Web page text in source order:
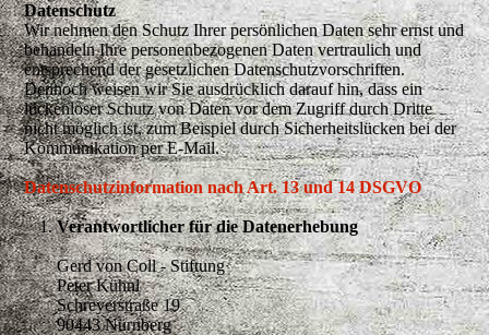
Datenschutz
Wir nehmen den Schutz Ihrer persönlichen Daten sehr ernst und
behandeln Ihre personenbezogenen Daten vertraulich und
entsprechend der gesetzlichen Datenschutzvorschriften.
Dennoch weisen wir Sie ausdrücklich darauf hin, dass ein
lückenloser Schutz von Daten vor dem Zugriff durch Dritte
nicht möglich ist, zum Beispiel durch Sicherheitslücken bei der
Kommunikation per E-Mail.
Datenschutzinformation nach Art. 13 und 14 DSGVO
Verantwortlicher für die Datenerhebung
Gerd von Coll - Stiftung
Peter Kühnl
Schreyerstraße 19
90443 Nürnberg